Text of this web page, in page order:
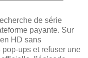
de série
payante. Sur
HD sans
pop-ups et refuser une